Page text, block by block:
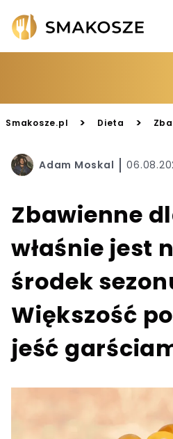
Smakosze.pl > Dieta >
Adam Moskal
Zbawienne
właśnie jest
środek
Większość
jeść